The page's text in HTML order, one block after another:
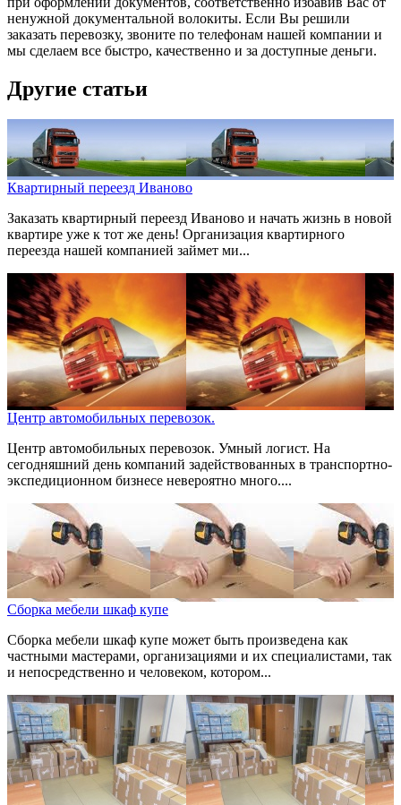
ненужной документальной волокиты. Если Вы решили
заказать перевозку, звоните по телефонам нашей компании и
мы сделаем все быстро, качественно и за доступные деньги.
Другие статьи
Квартирный переезд Иваново
Заказать квартирный переезд Иваново и начать жизнь в новой
квартире уже к тот же день! Организация квартирного
переезда нашей компанией займет ми...
Центр автомобильных перевозок.
Центр автомобильных перевозок. Умный логист. На
сегодняшний день компаний задействованных в транспортно-
экспедиционном бизнесе невероятно много....
Сборка мебели шкаф купе
Сборка мебели шкаф купе может быть произведена как
частными мастерами, организациями и их специалистами, так
и непосредственно и человеком, котором...